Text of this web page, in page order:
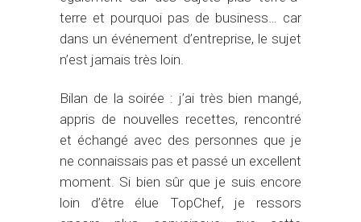
terre et pourquoi pas de business… car
dans un événement d’entreprise, le sujet
n’est jamais très loin.
Bilan de la soirée : j’ai très bien mangé,
appris de nouvelles recettes, rencontré
et échangé avec des personnes que je
ne connaissais pas et passé un excellent
moment. Si bien sûr que je suis encore
loin d’être élue TopChef, je ressors